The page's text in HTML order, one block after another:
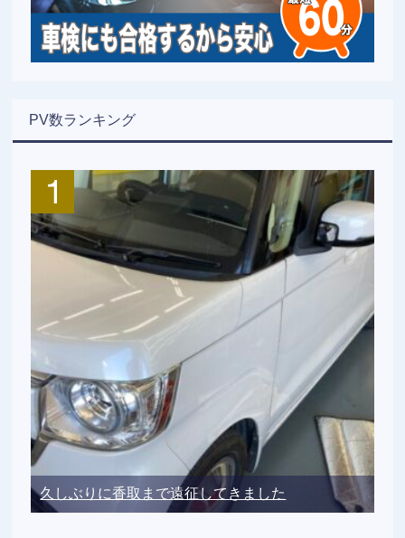
PV数ランキング
久しぶりに香取まで遠征してきました